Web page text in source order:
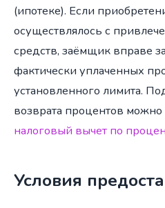
(ипотеке). Если
осуществлялось с
средств, заёмщик вправе
фактически уплаченных
установленного лимита.
возврата процентов можно
налоговый вычет по
Условия